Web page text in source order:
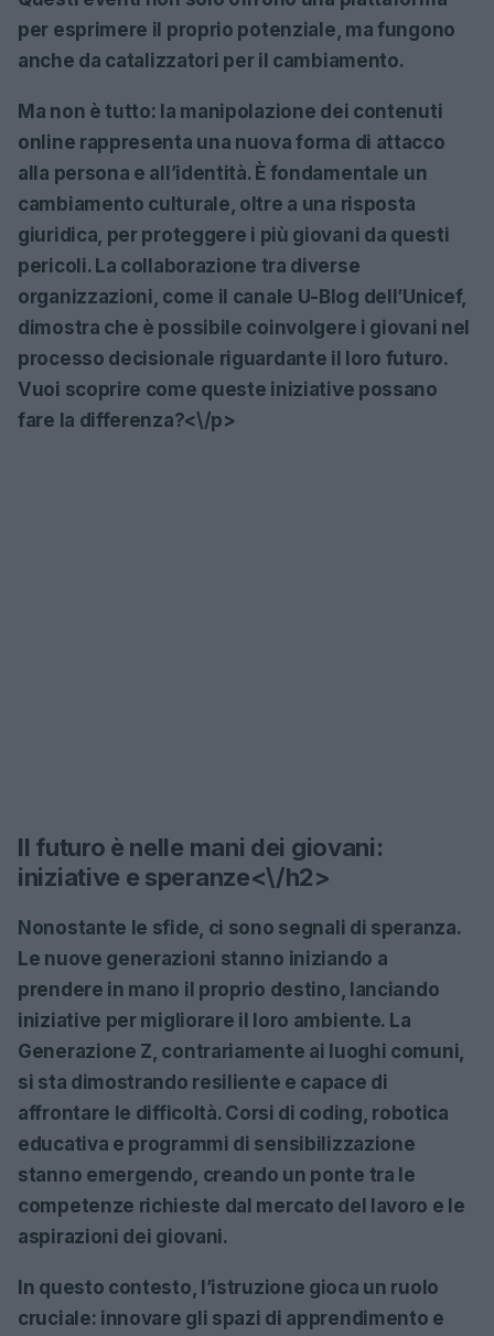
per esprimere il proprio potenziale, ma fungono
anche da catalizzatori per il cambiamento.
Ma non è tutto: la manipolazione dei contenuti
online rappresenta una nuova forma di attacco
alla persona e all’identità. È fondamentale un
cambiamento culturale, oltre a una risposta
giuridica, per proteggere i più giovani da questi
pericoli. La collaborazione tra diverse
organizzazioni, come il canale U-Blog dell’Unicef,
dimostra che è possibile coinvolgere i giovani nel
processo decisionale riguardante il loro futuro.
Vuoi scoprire come queste iniziative possano
fare la differenza?<\/p>
Il futuro è nelle mani dei giovani:
iniziative e speranze<\/h2>
Nonostante le sfide, ci sono segnali di speranza.
Le nuove generazioni stanno iniziando a
prendere in mano il proprio destino, lanciando
iniziative per migliorare il loro ambiente. La
Generazione Z, contrariamente ai luoghi comuni,
si sta dimostrando resiliente e capace di
affrontare le difficoltà. Corsi di coding, robotica
educativa e programmi di sensibilizzazione
stanno emergendo, creando un ponte tra le
competenze richieste dal mercato del lavoro e le
aspirazioni dei giovani.
In questo contesto, l’istruzione gioca un ruolo
cruciale: innovare gli spazi di apprendimento e